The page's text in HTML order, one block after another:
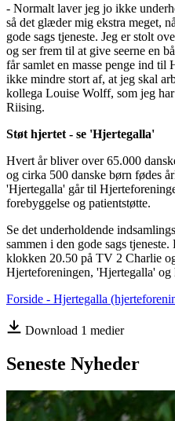
- Normalt laver jeg jo ikke
så det glæder mig ekstra meget,
gode sags tjeneste. Jeg er stolt
og ser frem til at give seerne en
får samlet en masse penge ind
ikke mindre stort af, at jeg skal
kollega Louise Wolff, som jeg
Riising.
Støt hjertet - se 'Hjertegalla'
Hvert år bliver over 65.000
og cirka 500 danske børn fødes
'Hjertegalla' går til
forebyggelse og patientstøtte.
Se det underholdende
sammen i den gode sags
klokken 20.50 på TV 2 Charlie
Hjerteforeningen, 'Hjertegalla' og
Forside - Hjertegalla
Download 1 medier
Seneste Nyheder